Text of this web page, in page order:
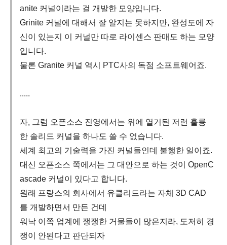
anite 커널이라는 걸 개발한 모양입니다.
Grinite 커널에 대해서 잘 알지는 못하지만, 완성도에 자
신이 있는지 이 커널만 따로 라이센스 판매도 하는 모양
입니다.
물론 Granite 커널 역시 PTC사의 독점 소프트웨어죠.
.....
자, 그럼 오픈소스 진영에서는 위에 열거된 저런 훌륭
한 솔리드 커널을 하나도 쓸 수 없습니다.
세계 최고의 기술력을 가진 커널들인데 불행한 일이죠.
대신 오픈소스 쪽에서는 그 대안으로 하는 것이 OpenC
ascade 커널이 있다고 합니다.
원래 프랑스의 회사에서 유클리드라는 자체 3D CAD
를 개발하면서 만든 건데
워낙 이쪽 업계에 쟁쟁한 거물들이 많은지라, 도저히 경
쟁이 안된다고 판단되자